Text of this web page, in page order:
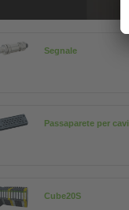
Segnale
Passaparete per cavi
Cube20S